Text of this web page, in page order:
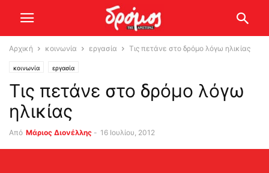
Αρχική κοινωνία εργασία Τις πετάνε στο δρόμο λόγω ηλικίας
κοινωνία εργασία
Τις πετάνε στο δρόμο λόγω
ηλικίας
Από Μάριος Διονέλλης - 16 Ιουλίου, 2012